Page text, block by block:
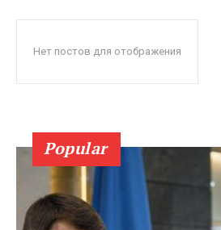
Нет постов для отображения
Popular